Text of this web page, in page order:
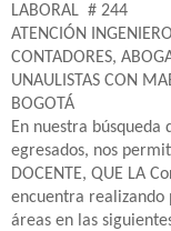
LABORAL # 244
ATENCIÓN
CONTADORES,
UNAULISTAS CON
BOGOTÁ
En nuestra
egresados, nos
DOCENTE, QUE LA
encuentra realizando
áreas en las